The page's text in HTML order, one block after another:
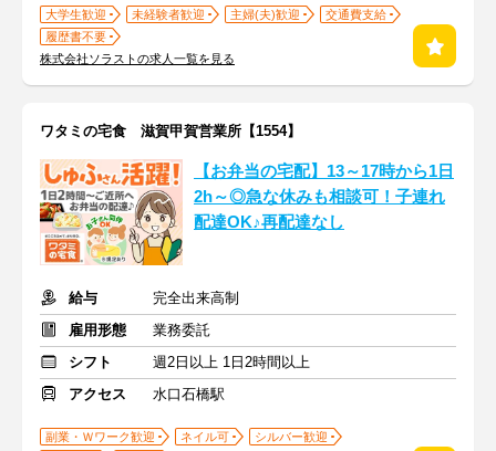
大学生歓迎 未経験者歓迎 主婦(夫)歓迎
交通費支給
履歴書不要
株式会社ソラストの求人一覧を見る
ワタミの宅食 滋賀甲賀営業所【1554】
【お弁当の宅配】13～17時から1日
2h～◎急な休みも相談可！子連れ
配達OK♪再配達なし
給与
完全出来高制
雇用形態
業務委託
シフト
週2日以上 1日2時間以上
アクセス
水口石橋駅
副業・Ｗワーク歓迎 ネイル可
シルバー歓迎